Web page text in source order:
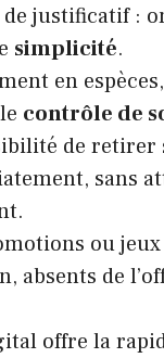
justificatif :
simplicité.
en
contrôle de
de retirer
sans
ou
absents de
offre la